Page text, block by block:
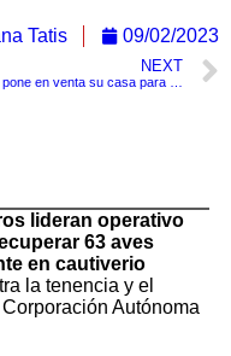
Tatis 09/02/2023
NEXT
lideran operativo
63 aves
en cautiverio
la tenencia y el
Autónoma